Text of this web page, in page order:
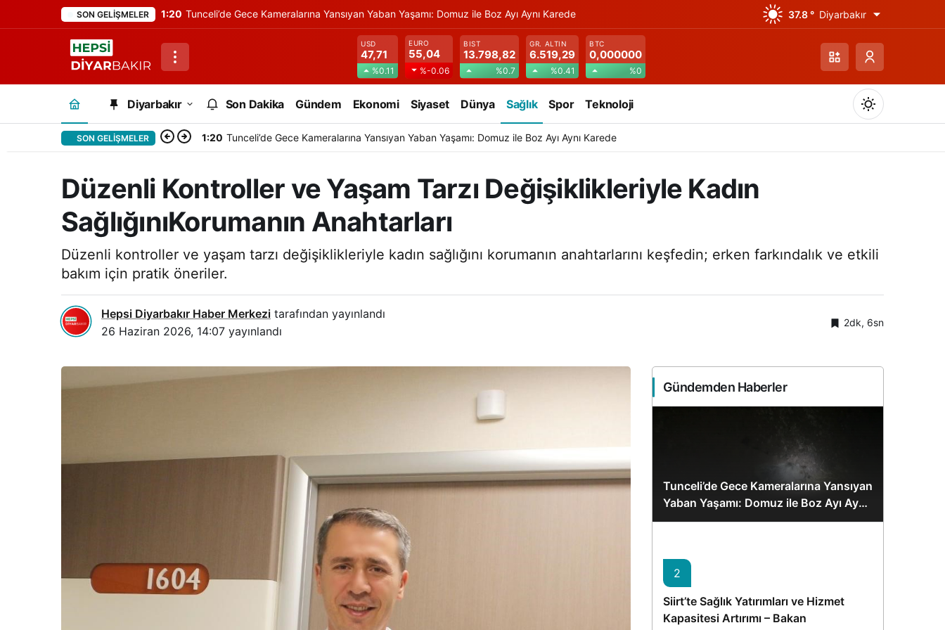
SON GELIŞMELER 1:20 Tunceli’de Gece Kameralarına Yansıyan Yaban Yaşamı: Domuz ile Boz Ayı Aynı Karede 37.8 ° Diyarbakır
USD
47,71
%0.11
EURO
55,04
%-0.06
BIST
13.798,82
%0.7
GR. ALTIN
6.519,29
%0.41
BTC
0,000000
%0
Diyarbakır Son Dakika Gündem Ekonomi Siyaset Dünya Sağlık Spor Teknoloji
SON GELIŞMELER 1:20 Tunceli’de Gece Kameralarına Yansıyan Yaban Yaşamı: Domuz ile Boz Ayı Aynı Karede
Düzenli Kontroller ve Yaşam Tarzı Değişiklikleriyle Kadın
SağlığınıKorumanın Anahtarları
Düzenli kontroller ve yaşam tarzı değişiklikleriyle kadın sağlığını korumanın anahtarlarını keşfedin; erken farkındalık ve etkili
bakım için pratik öneriler.
Hepsi Diyarbakır Haber Merkezi tarafından yayınlandı
26 Haziran 2026, 14:07 yayınlandı
2dk, 6sn
Gündemden Haberler
Tunceli’de Gece Kameralarına Yansıyan
Yaban Yaşamı: Domuz ile Boz Ayı Aynı
Karede
2
Siirt’te Sağlık Yatırımları ve Hizmet
Kapasitesi Artırımı – Bakan